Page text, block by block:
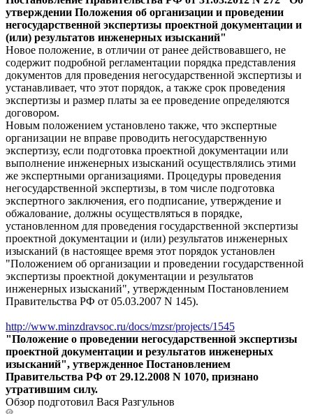
утверждении Положения об организации и проведении
негосударственной экспертизы проектной документации и
(или) результатов инженерных изысканий"
Новое положение, в отличии от ранее действовавшего, не
содержит подробной регламентации порядка представления
документов для проведения негосударственной экспертизы и
устанавливает, что этот порядок, а также срок проведения
экспертизы и размер платы за ее проведение определяются
договором.
Новым положением установлено также, что экспертные
организации не вправе проводить негосударственную
экспертизу, если подготовка проектной документации или
выполнение инженерных изысканий осуществлялись этими
же экспертными организациями. Процедуры проведения
негосударственной экспертизы, в том числе подготовка
экспертного заключения, его подписание, утверждение и
обжалование, должны осуществляться в порядке,
установленном для проведения государственной экспертизы
проектной документации и (или) результатов инженерных
изысканий (в настоящее время этот порядок установлен
"Положением об организации и проведении государственной
экспертизы проектной документации и результатов
инженерных изысканий", утвержденным Постановлением
Правительства РФ от 05.03.2007 N 145).
http://www.minzdravsoc.ru/docs/mzsr/projects/1545
"Положение о проведении негосударственной экспертизы
проектной документации и результатов инженерных
изысканий", утвержденное Постановлением
Правительства РФ от 29.12.2008 N 1070, признано
утратившим силу.
Обзор подготовил Вася Разгульнов